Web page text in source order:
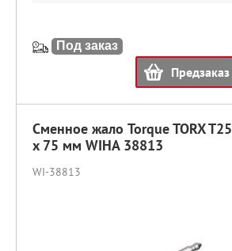
Под заказ
Предзаказ
Сменное жало Torque TORX T25
x 75 мм WIHA 38813
WI-38813